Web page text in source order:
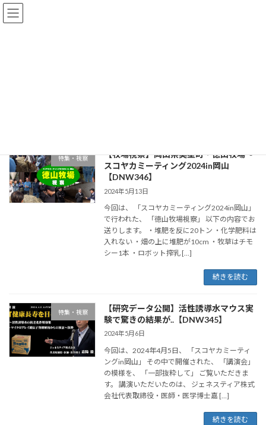
コ
ン
ナ
ビ
特集・視察
【牧場視察】岡山県美星町・徳山牧場～
スコヤカミーティング2024in岡山
【DNW346】
2024年5月13日
今回は、 「スコヤカミーティング2024in岡山」
で行われた、 「徳山牧場視察」 以下の内容でお
送りします。 ・堆肥を反に20トン ・化学肥料は
入れない ・畑の上に堆肥が10cm ・牧草はチモ
シー1本 ・ロボット搾乳 […]
続きを読む
特集・視察
【研究データ公開】活性誘導水マウス実
験で驚きの結果が..【DNW345】
2024年5月6日
今回は、2024年4月5日、 「スコヤカミーティ
ングin岡山」 その中で開催された、 「講演会」
の模様を、 「一部抜粋して」 ご覧いただきま
す。 講演いただいたのは、 ジェネスティア株式
会社代表取締役・医師・医学博士嘉 […]
続きを読む